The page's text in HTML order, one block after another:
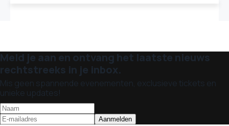
Meld je aan en ontvang het laatste nieuws
rechtstreeks in je inbox.
Mis geen spannende evenementen, exclusieve tickets en
unieke updates!